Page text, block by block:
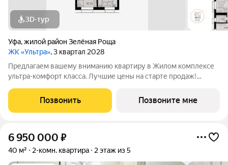
3D-тур
Уфа,жилой район Зелёная Роща
ЖК «Ультра», 3 квартал 2028
Предлагаем вашему вниманию квартиру в Жилом комплексе
ультра-комфорт класса. Лучшие цены на старте продаж!
необходимое для комфортной жизни: рядом торговые и
спортивные центры, школы,
Позвонить Позвоните мне
6 950 000 ₽
40 м² 2-комн. квартира 2 этаж из 5